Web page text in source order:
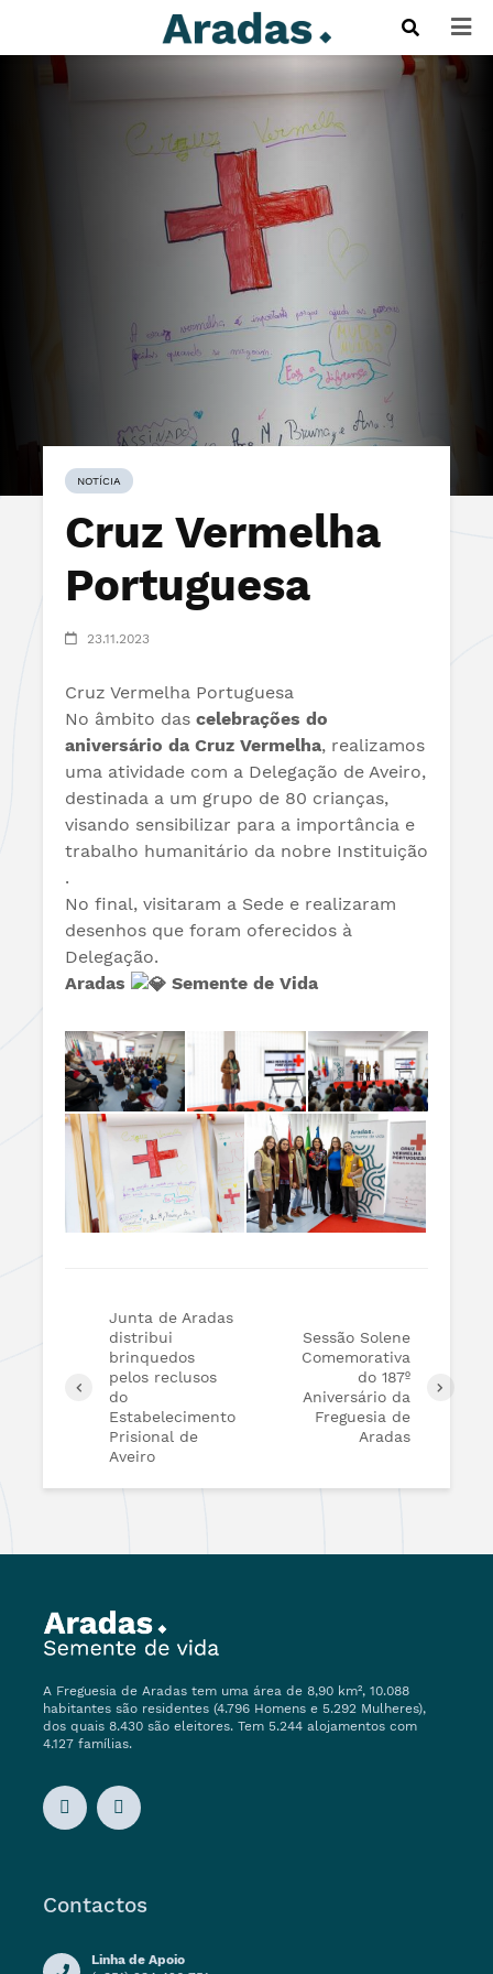
NOTÍCIA
Cruz Vermelha
Portuguesa
23.11.2023
Cruz Vermelha Portuguesa
No âmbito das celebrações do
aniversário da Cruz Vermelha, realizamos
uma atividade com a Delegação de Aveiro,
destinada a um grupo de 80 crianças,
visando sensibilizar para a importância e
trabalho humanitário da nobre Instituição
.
No final, visitaram a Sede e realizaram
desenhos que foram oferecidos à
Delegação.
Aradas
Semente de Vida
Junta de Aradas
distribui
brinquedos
pelos reclusos
do
Estabelecimento
Prisional de
Aveiro
Sessão Solene
Comemorativa
do 187º
Aniversário da
Freguesia de
Aradas
A Freguesia de Aradas tem uma área de 8,90 km², 10.088
habitantes são residentes (4.796 Homens e 5.292 Mulheres),
dos quais 8.430 são eleitores. Tem 5.244 alojamentos com
4.127 famílias.
Contactos
Linha de Apoio